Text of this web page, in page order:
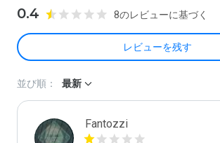
0.4 8のレビューに基づく
レビューを残す
並び順： 最新
Fantozzi